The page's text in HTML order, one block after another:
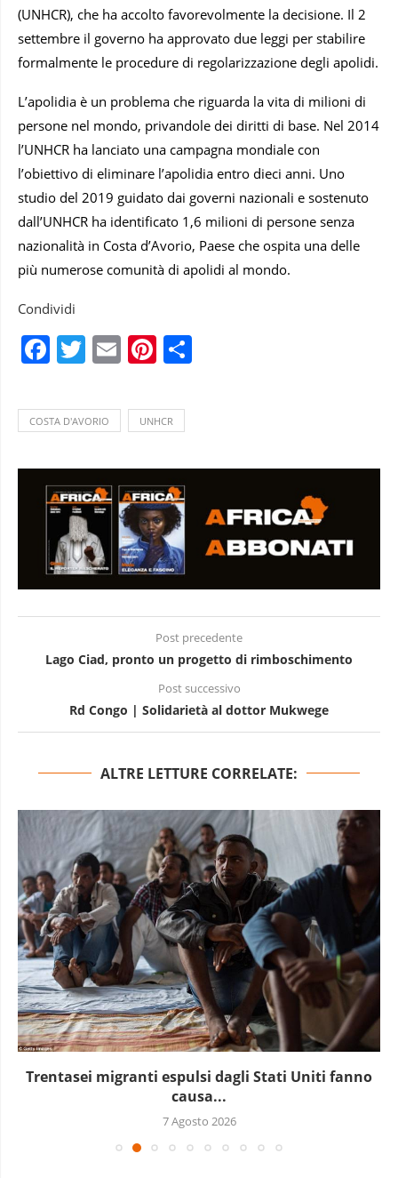
(UNHCR), che ha accolto favorevolmente la decisione. Il 2
settembre il governo ha approvato due leggi per stabilire
formalmente le procedure di regolarizzazione degli apolidi.
L’apolidia è un problema che riguarda la vita di milioni di
persone nel mondo, privandole dei diritti di base. Nel 2014
l’UNHCR ha lanciato una campagna mondiale con
l’obiettivo di eliminare l’apolidia entro dieci anni. Uno
studio del 2019 guidato dai governi nazionali e sostenuto
dall’UNHCR ha identificato 1,6 milioni di persone senza
nazionalità in Costa d’Avorio, Paese che ospita una delle
più numerose comunità di apolidi al mondo.
Condividi
Facebook
Twitter
EmailPinterest
COSTA D'AVORIO UNHCR
Post precedente
Lago Ciad, pronto un progetto di rimboschimento
Post successivo
Rd Congo | Solidarietà al dottor Mukwege
ALTRE LETTURE CORRELATE:
Trentasei migranti espulsi dagli Stati Uniti fanno
causa...
7 Agosto 2026